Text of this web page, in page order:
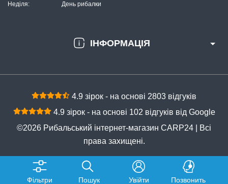
Фільтри Пошук Увійти Позвонить
ІНФОРМАЦІЯ
Неділя: День рибалки
4.9 зірок - на основі 2803 відгуків
4.9 зірок - на основі 102 відгуків від Google
©2026 Рибальський інтернет-магазин CARP24 | Всі
права захищені.